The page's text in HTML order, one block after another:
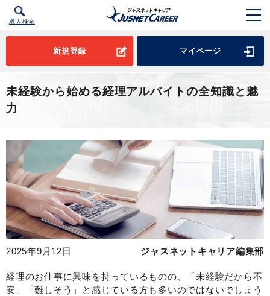
求人検索
新規登録 マイページ
未経験から始める経理アルバイトの全知識と魅
力
2025年9月12日 ジャスネットキャリア編集部
経理のお仕事に興味を持っているものの、「未経験だから不
安」「難しそう」と感じている方も多いのではないでしょう